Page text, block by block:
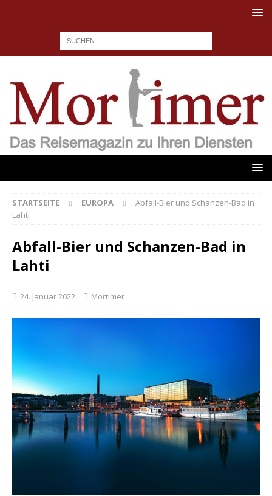
STARTSEITE EUROPA
Abfall-Bier und Schanzen-Bad in
Lahti
Abfall-Bier und Schanzen-Bad in
Lahti
24. Januar 2022 Mortimer